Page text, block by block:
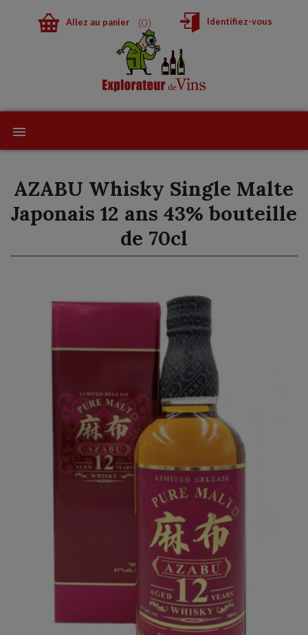
0
Allez au panier Identifiez-vous
AZABU Whisky Single Malte
Japonais 12 ans 43% bouteille
de 70cl